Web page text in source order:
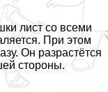
лист со всеми
При этом
Он разрастётся
стороны.